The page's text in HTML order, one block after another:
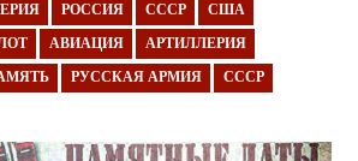
РОССИЯ СССР США
АВИАЦИЯ АРТИЛЛЕРИЯ
РУССКАЯ АРМИЯ СССР